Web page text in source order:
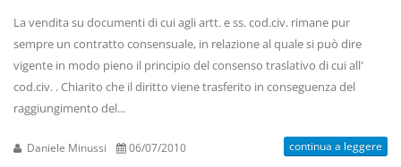
La vendita su documenti di cui agli artt. e ss. cod.civ. rimane pur
sempre un contratto consensuale, in relazione al quale si può dire
vigente in modo pieno il principio del consenso traslativo di cui all'
cod.civ. . Chiarito che il diritto viene trasferito in conseguenza del
raggiungimento del...
Daniele Minussi 06/07/2010 continua a leggere